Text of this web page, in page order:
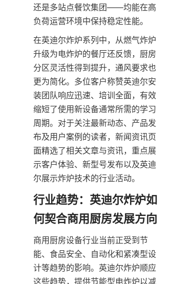
还是多站点餐饮集团——均能在高
负荷运营环境中保持稳定性能。
在英迪尔炸炉系列中，从燃气炸炉
升级为电炸炉的餐厅还反馈，厨房
分区灵活性得到提升，通风要求也
更为简化。多位客户称赞英迪尔安
装团队响应迅速、培训全面，有效
缩短了使用新设备通常所需的学习
周期。对于关注最新动态、产品发
布及用户案例的读者，新闻资讯页
面精选了相关文章与资讯，重点展
示客户体验、新型号发布以及英迪
尔展示炸炉技术的行业活动。
行业趋势：英迪尔炸炉如
何契合商用厨房发展方向
商用厨房设备行业当前正受到节
能、食品安全、自动化和紧凑型设
计等趋势的影响。英迪尔炸炉顺应
这些趋势，提供节能型电炸炉以减